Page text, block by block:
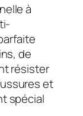
à
de
résister
et
spécial